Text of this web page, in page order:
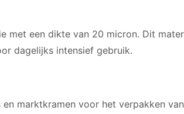
met een dikte van 20 micron. Dit
dagelijks intensief gebruik.
marktkramen voor het verpakken